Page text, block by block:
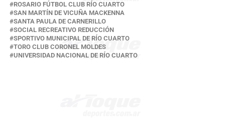
ROSARIO FÚTBOL CLUB RÍO CUARTO
SAN MARTÍN DE VICUÑA MACKENNA
SANTA PAULA DE CARNERILLO
SOCIAL RECREATIVO REDUCCIÓN
SPORTIVO MUNICIPAL DE RÍO CUARTO
TORO CLUB CORONEL MOLDES
UNIVERSIDAD NACIONAL DE RÍO CUARTO